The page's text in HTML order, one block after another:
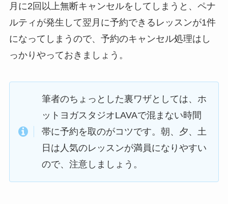
月に2回以上無断キャンセルをしてしまうと、ペナ
ルティが発生して翌月に予約できるレッスンが1件
になってしまうので、予約のキャンセル処理はし
っかりやっておきましょう。
筆者のちょっとした裏ワザとしては、ホ
ットヨガスタジオLAVAで混まない時間
帯に予約を取のがコツです。朝、夕、土
日は人気のレッスンが満員になりやすい
ので、注意しましょう。